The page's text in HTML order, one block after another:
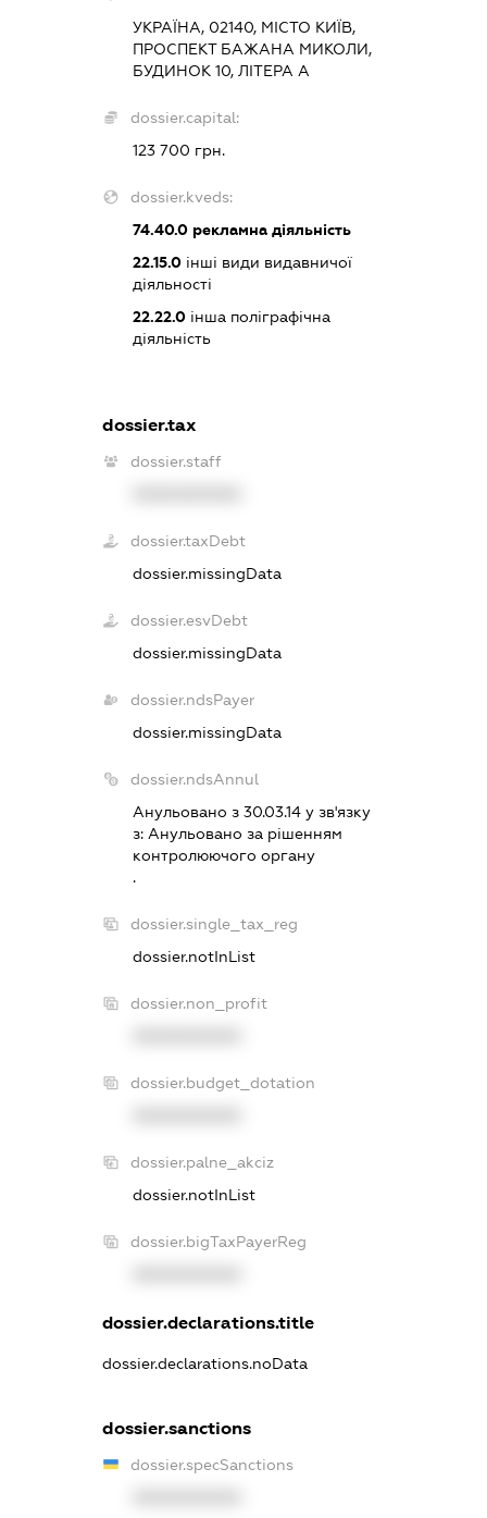
УКРАЇНА, 02140, МІСТО КИЇВ,
ПРОСПЕКТ БАЖАНА МИКОЛИ,
БУДИНОК 10, ЛІТЕРА А
dossier.capital:
123 700 грн.
dossier.kveds:
74.40.0рекламна діяльність
22.15.0інші види видавничої
діяльності
22.22.0інша поліграфічна
діяльність
dossier.tax
dossier.staff
dossier.taxDebt
dossier.missingData
dossier.esvDebt
dossier.missingData
dossier.ndsPayer
dossier.missingData
dossier.ndsAnnul
Анульовано з 30.03.14 у зв'язку
з: Анульовано за рiшенням
контролюючого органу
.
dossier.single_tax_reg
dossier.notInList
dossier.non_profit
dossier.budget_dotation
dossier.palne_akciz
dossier.notInList
dossier.bigTaxPayerReg
dossier.declarations.title
dossier.declarations.noData
dossier.sanctions
dossier.specSanctions